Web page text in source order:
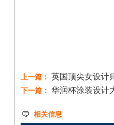
上一篇： 英国顶尖女设
下一篇： 华润杯涂装设计
相关信息